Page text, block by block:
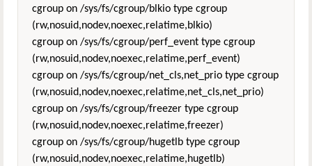
cgroup on /sys/fs/cgroup/blkio type cgroup
(rw,nosuid,nodev,noexec,relatime,blkio)
cgroup on /sys/fs/cgroup/perf_event type cgroup
(rw,nosuid,nodev,noexec,relatime,perf_event)
cgroup on /sys/fs/cgroup/net_cls,net_prio type cgroup
(rw,nosuid,nodev,noexec,relatime,net_cls,net_prio)
cgroup on /sys/fs/cgroup/freezer type cgroup
(rw,nosuid,nodev,noexec,relatime,freezer)
cgroup on /sys/fs/cgroup/hugetlb type cgroup
(rw,nosuid,nodev,noexec,relatime,hugetlb)